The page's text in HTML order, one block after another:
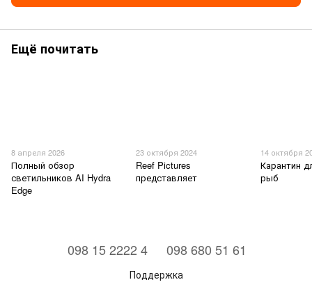
Ещё почитать
8 апреля 2026
Полный обзор
светильников AI Hydra
Edge
23 октября 2024
Reef Pictures
представляет
14 октября
Карантин
рыб
⠀098 15 2222 4 ⠀098 680 51 61
Поддержка